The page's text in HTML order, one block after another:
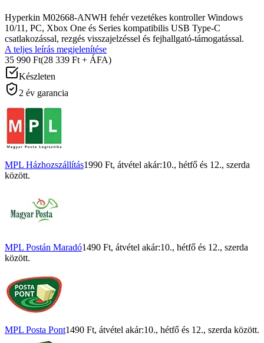
Hyperkin M02668-ANWH fehér vezetékes kontroller Windows
10/11, PC, Xbox One és Series kompatibilis USB Type-C
csatlakozással, rezgés visszajelzéssel és fejhallgató-támogatással.
A teljes leírás megjelenítése
35 990 Ft(28 339 Ft + ÁFA)
Készleten
2 év garancia
MPL Házhozszállítás1990 Ft, átvétel akár:10., hétfő és 12., szerda
között.
MPL Postán Maradó1490 Ft, átvétel akár:10., hétfő és 12., szerda
között.
MPL Posta Pont1490 Ft, átvétel akár:10., hétfő és 12., szerda között.